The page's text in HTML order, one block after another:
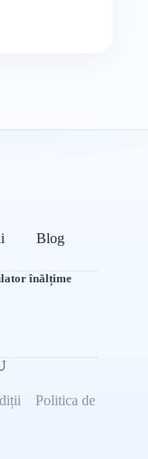
Blog
înălțime
Politica de